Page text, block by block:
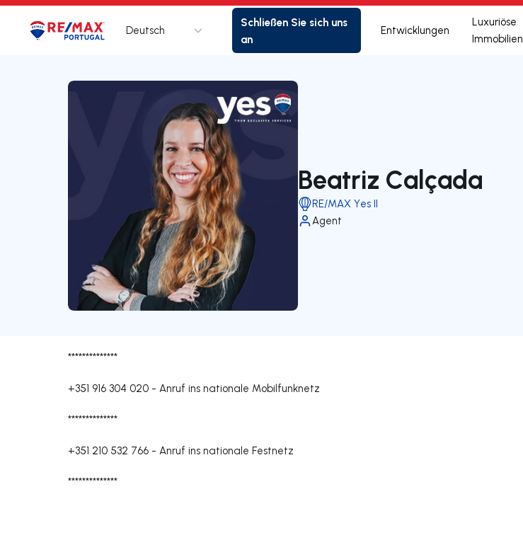
Logo Zur Startseite
Deutsch
Schließen Sie sich uns
an
Entwicklungen
Luxuriöse
Immobilien
Beatriz Calçada
RE/MAX Yes II
Agent
**************
+351 916 304 020 - Anruf ins nationale Mobilfunknetz
**************
+351 210 532 766 - Anruf ins nationale Festnetz
**************